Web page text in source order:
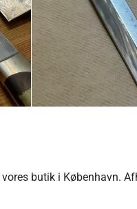
butik i København.